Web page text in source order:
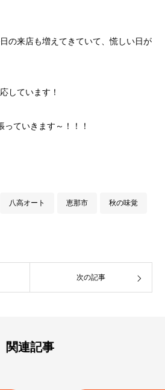
の来店も増えてきていて、慌しい日が
しています！
ていきます～！！！
八高オート 恵那市 秋の味覚
次の記事
関連記事